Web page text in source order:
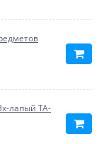
лапый TA-